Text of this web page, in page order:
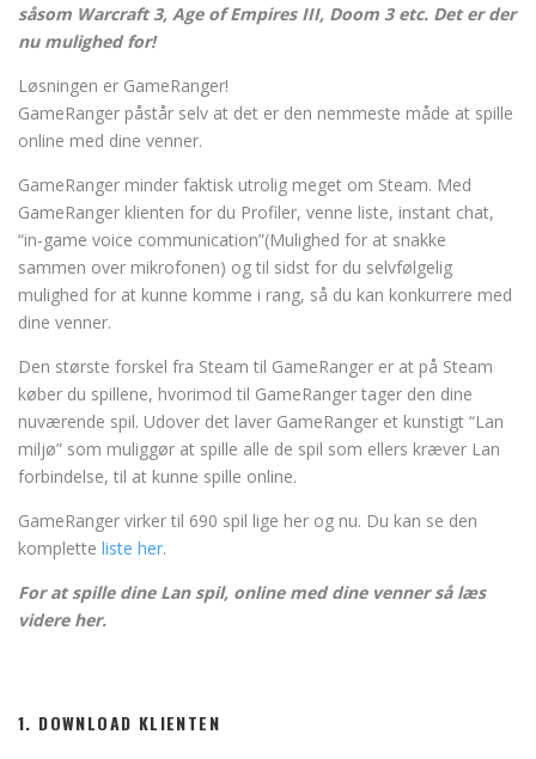
såsom Warcraft 3, Age of Empires III, Doom 3 etc. Det er der
nu mulighed for!
Løsningen er GameRanger!
GameRanger påstår selv at det er den nemmeste måde at spille
online med dine venner.
GameRanger minder faktisk utrolig meget om Steam. Med
GameRanger klienten for du Profiler, venne liste, instant chat,
“in-game voice communication”(Mulighed for at snakke
sammen over mikrofonen) og til sidst for du selvfølgelig
mulighed for at kunne komme i rang, så du kan konkurrere med
dine venner.
Den største forskel fra Steam til GameRanger er at på Steam
køber du spillene, hvorimod til GameRanger tager den dine
nuværende spil. Udover det laver GameRanger et kunstigt “Lan
miljø” som muliggør at spille alle de spil som ellers kræver Lan
forbindelse, til at kunne spille online.
GameRanger virker til 690 spil lige her og nu. Du kan se den
komplette liste her.
For at spille dine Lan spil, online med dine venner så læs
videre her.
1. DOWNLOAD KLIENTEN